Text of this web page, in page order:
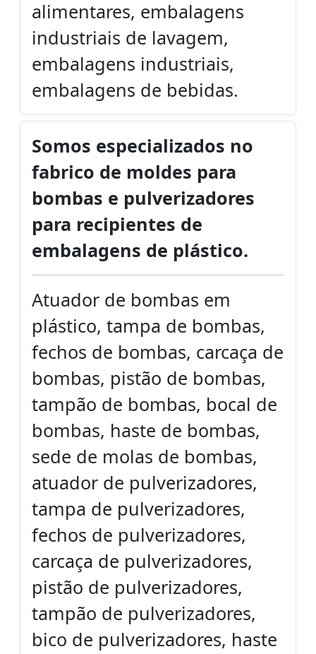
alimentares, embalagens
industriais de lavagem,
embalagens industriais,
embalagens de bebidas.
Somos especializados no
fabrico de moldes para
bombas e pulverizadores
para recipientes de
embalagens de plástico.
Atuador de bombas em
plástico, tampa de bombas,
fechos de bombas, carcaça de
bombas, pistão de bombas,
tampão de bombas, bocal de
bombas, haste de bombas,
sede de molas de bombas,
atuador de pulverizadores,
tampa de pulverizadores,
fechos de pulverizadores,
carcaça de pulverizadores,
pistão de pulverizadores,
tampão de pulverizadores,
bico de pulverizadores, haste